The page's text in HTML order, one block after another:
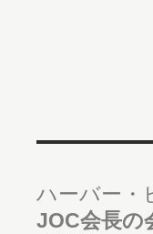
ハーバー・
JOC会長の